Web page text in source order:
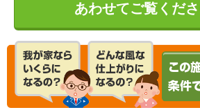
あわせてご覧くださ